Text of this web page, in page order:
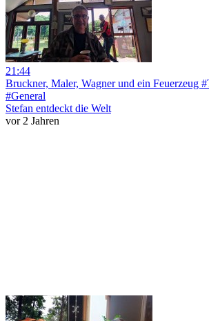
21:44
Bruckner, Maler, Wagner und ein Feuerzeug
#General
Stefan entdeckt die Welt
vor 2 Jahren